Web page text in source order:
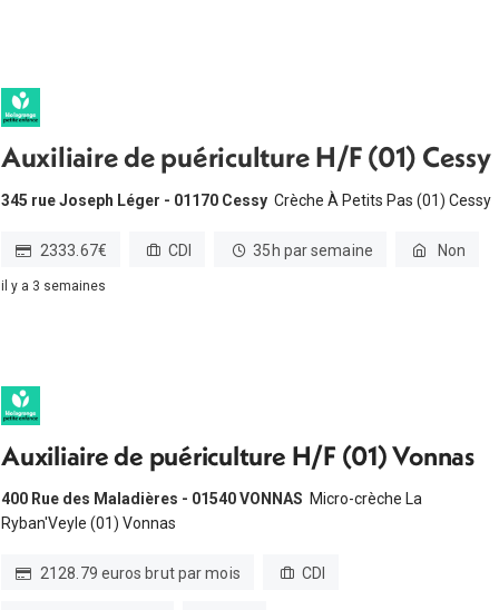
Auxiliaire de puériculture H/F (01) Cessy
345 rue Joseph Léger - 01170 Cessy Crèche À Petits Pas (01) Cessy
2333.67€ CDI 35h par semaine Non
il y a 3 semaines
Auxiliaire de puériculture H/F (01) Vonnas
400 Rue des Maladières - 01540 VONNAS Micro-crèche La
Ryban'Veyle (01) Vonnas
2128.79 euros brut par mois CDI